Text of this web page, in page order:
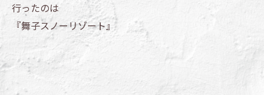
行ったのは
『舞子スノーリゾート』